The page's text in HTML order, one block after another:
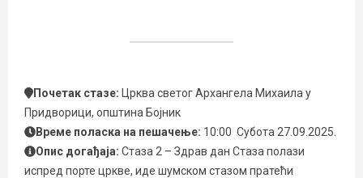
Почетак стазе: Црква светог Архангела Михаила у
Придворици, општина Бојник
Време поласка на пешачење: 10:00 Субота 27.09.2025.
Опис догађаја: Стаза 2 – Здрав дан Стаза полази
испред порте цркве, иде шумском стазом пратећи